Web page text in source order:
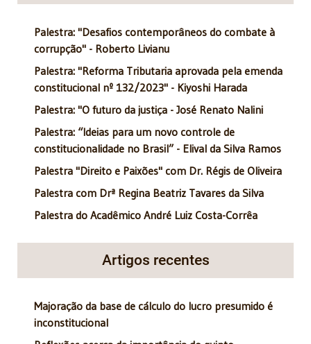
Palestra: "Desafios contemporâneos do combate à
corrupção" - Roberto Livianu
Palestra: "Reforma Tributaria aprovada pela emenda
constitucional nº 132/2023" - Kiyoshi Harada
Palestra: "O futuro da justiça - José Renato Nalini
Palestra: “Ideias para um novo controle de
constitucionalidade no Brasil” - Elival da Silva Ramos
Palestra "Direito e Paixões" com Dr. Régis de Oliveira
Palestra com Drª Regina Beatriz Tavares da Silva
Palestra do Acadêmico André Luiz Costa-Corrêa
Artigos recentes
Majoração da base de cálculo do lucro presumido é
inconstitucional